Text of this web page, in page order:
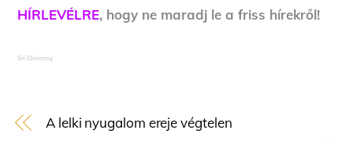
HÍRLEVÉLRE, hogy ne maradj le a friss hírekről!
Sri Chinmoy
A lelki nyugalom ereje végtelen